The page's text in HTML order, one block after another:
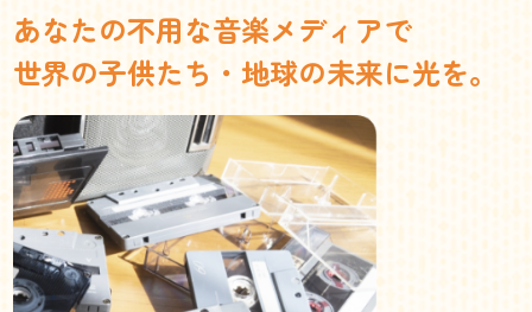
あなたの不用な音楽メディアで
世界の子供たち・地球の未来に光を。